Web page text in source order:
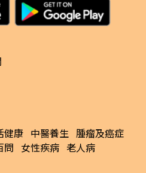
健康 中醫養生 腫瘤及癌症
問 女性疾病 老人病